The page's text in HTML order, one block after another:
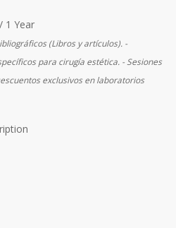
/ 1 Year
(Libros y artículos). -
para cirugía estética. - Sesiones
exclusivos en laboratorios